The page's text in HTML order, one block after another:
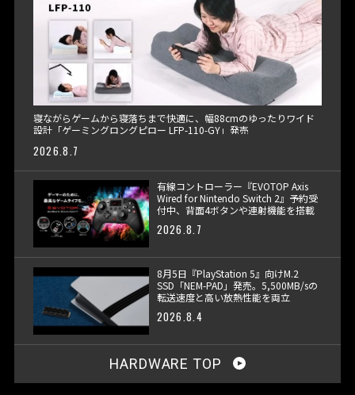
寝ながらゲームから寝落ちまで快適に、幅88cmのゆったりワイド
設計「ゲーミングロングピロー LFP-110-GY」発売
2026.8.7
有線コントローラー『EVOTOP Axis
Wired for Nintendo Switch 2』予約受
付中、背面4ボタンや連射機能を搭載
2026.8.7
8月5日『PlayStation 5』向けM.2
SSD「NEM-PAD」発売。5,500MB/sの
転送速度と高い放熱性能を両立
2026.8.4
HARDWARE TOP